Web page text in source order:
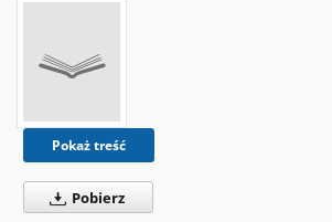
Pokaż treść
Pobierz